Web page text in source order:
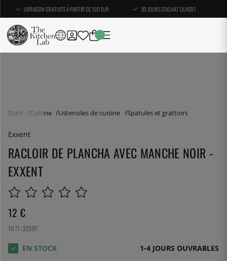
LIVRAISON GRATUITE À PARTIR DE 100 EUR 30 JOURS D'ACHAT OUVERT
Start Cuisine Ustensiles de cuisine Spatules et grattoirs
Exxent
RACLOIR DE PLANCHA AVEC MANCHE NOIR -
EXXENT
12 €
1071-32997
1-4 JOURS OUVRABLES